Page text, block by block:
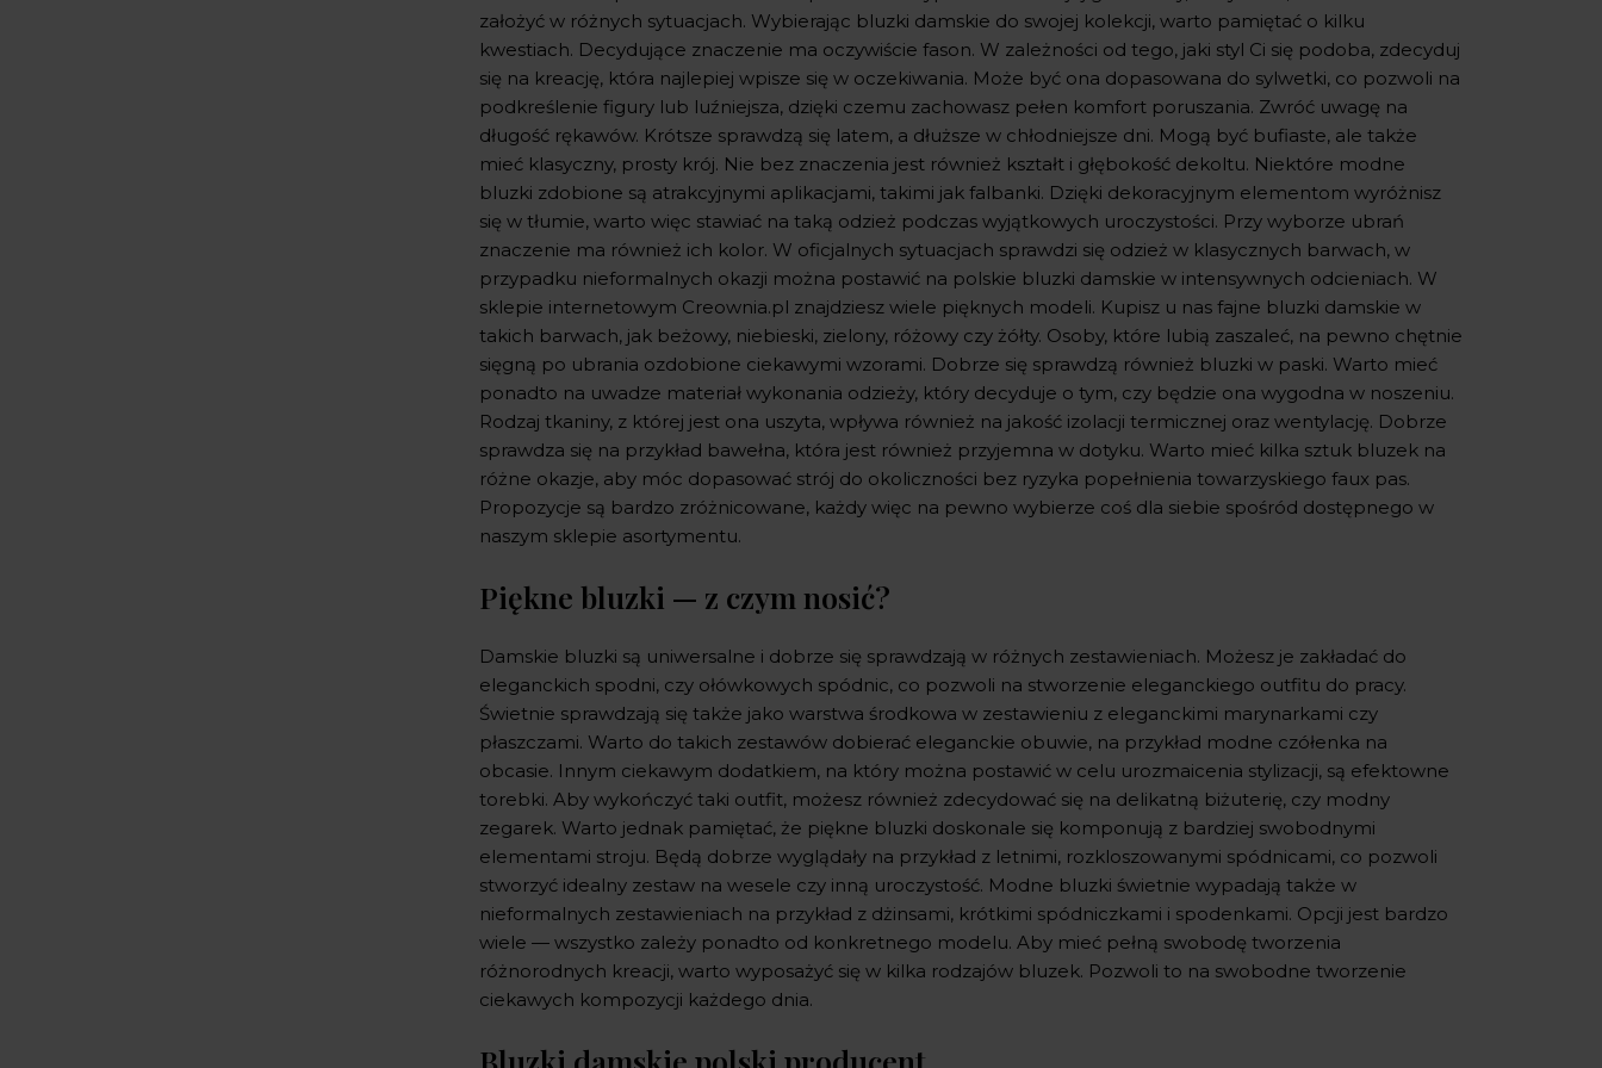
założyć w różnych sytuacjach. Wybierając bluzki damskie do swojej kolekcji, warto pamiętać o kilku
kwestiach. Decydujące znaczenie ma oczywiście fason. W zależności od tego, jaki styl Ci się podoba, zdecyduj
się na kreację, która najlepiej wpisze się w oczekiwania. Może być ona dopasowana do sylwetki, co pozwoli na
podkreślenie figury lub luźniejsza, dzięki czemu zachowasz pełen komfort poruszania. Zwróć uwagę na
długość rękawów. Krótsze sprawdzą się latem, a dłuższe w chłodniejsze dni. Mogą być bufiaste, ale także
mieć klasyczny, prosty krój. Nie bez znaczenia jest również kształt i głębokość dekoltu. Niektóre modne
bluzki zdobione są atrakcyjnymi aplikacjami, takimi jak falbanki. Dzięki dekoracyjnym elementom wyróżnisz
się w tłumie, warto więc stawiać na taką odzież podczas wyjątkowych uroczystości. Przy wyborze ubrań
znaczenie ma również ich kolor. W oficjalnych sytuacjach sprawdzi się odzież w klasycznych barwach, w
przypadku nieformalnych okazji można postawić na polskie bluzki damskie w intensywnych odcieniach. W
sklepie internetowym Creownia.pl znajdziesz wiele pięknych modeli. Kupisz u nas fajne bluzki damskie w
takich barwach, jak beżowy, niebieski, zielony, różowy czy żółty. Osoby, które lubią zaszaleć, na pewno chętnie
sięgną po ubrania ozdobione ciekawymi wzorami. Dobrze się sprawdzą również bluzki w paski. Warto mieć
ponadto na uwadze materiał wykonania odzieży, który decyduje o tym, czy będzie ona wygodna w noszeniu.
Rodzaj tkaniny, z której jest ona uszyta, wpływa również na jakość izolacji termicznej oraz wentylację. Dobrze
sprawdza się na przykład bawełna, która jest również przyjemna w dotyku. Warto mieć kilka sztuk bluzek na
różne okazje, aby móc dopasować strój do okoliczności bez ryzyka popełnienia towarzyskiego faux pas.
Propozycje są bardzo zróżnicowane, każdy więc na pewno wybierze coś dla siebie spośród dostępnego w
naszym sklepie asortymentu.
Piękne bluzki — z czym nosić?
Damskie bluzki są uniwersalne i dobrze się sprawdzają w różnych zestawieniach. Możesz je zakładać do
eleganckich spodni, czy ołówkowych spódnic, co pozwoli na stworzenie eleganckiego outfitu do pracy.
Świetnie sprawdzają się także jako warstwa środkowa w zestawieniu z eleganckimi marynarkami czy
płaszczami. Warto do takich zestawów dobierać eleganckie obuwie, na przykład modne czółenka na
obcasie. Innym ciekawym dodatkiem, na który można postawić w celu urozmaicenia stylizacji, są efektowne
torebki. Aby wykończyć taki outfit, możesz również zdecydować się na delikatną biżuterię, czy modny
zegarek. Warto jednak pamiętać, że piękne bluzki doskonale się komponują z bardziej swobodnymi
elementami stroju. Będą dobrze wyglądały na przykład z letnimi, rozkloszowanymi spódnicami, co pozwoli
stworzyć idealny zestaw na wesele czy inną uroczystość. Modne bluzki świetnie wypadają także w
nieformalnych zestawieniach na przykład z dżinsami, krótkimi spódniczkami i spodenkami. Opcji jest bardzo
wiele — wszystko zależy ponadto od konkretnego modelu. Aby mieć pełną swobodę tworzenia
różnorodnych kreacji, warto wyposażyć się w kilka rodzajów bluzek. Pozwoli to na swobodne tworzenie
ciekawych kompozycji każdego dnia.